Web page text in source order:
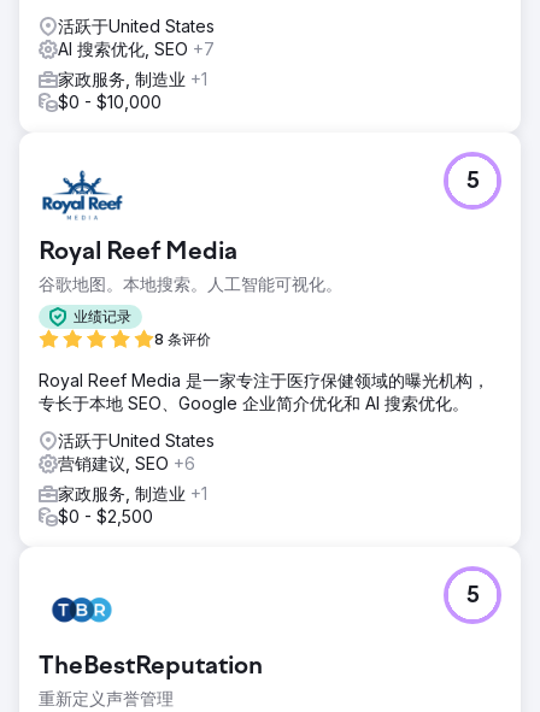
活跃于United States
AI 搜索优化, SEO +7
家政服务, 制造业 +1
$0 - $10,000
Royal Reef Media
谷歌地图。本地搜索。人工智能可视化。
业绩记录
8 条评价
5
Royal Reef Media 是一家专注于医疗保健领域的曝光机构，
专长于本地 SEO、Google 企业简介优化和 AI 搜索优化。
活跃于United States
营销建议, SEO +6
家政服务, 制造业 +1
$0 - $2,500
TheBestReputation
重新定义声誉管理
5